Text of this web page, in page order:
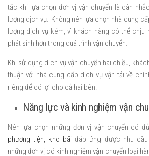
tắc khi lựa chọn đơn vị vận chuyển là cân
lượng dịch vụ. Không nên lựa chọn nhà cung
lượng dịch vụ kém, vì khách hàng có thể chịu
phát sinh hơn trong quá trình vận chuyển.
Khi sử dụng dịch vụ vận chuyển hai chiều,
thuận với nhà cung cấp dịch vụ vận tải về
riêng để có lợi cho cả hai bên.
Năng lực và kinh nghiệm vận
Nên lựa chọn những đơn vị vận chuyển có đủ
phương tiện, kho bãiđáp ứng được nhu
những đơn vị có kinh nghiệm vận chuyển loại